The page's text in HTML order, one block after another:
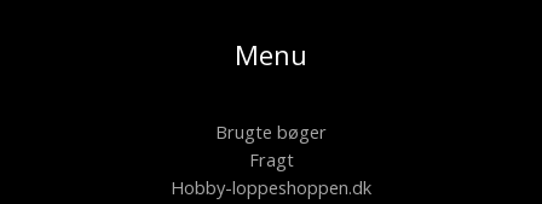
Menu
Brugte bøger
Fragt
Hobby-loppeshoppen.dk